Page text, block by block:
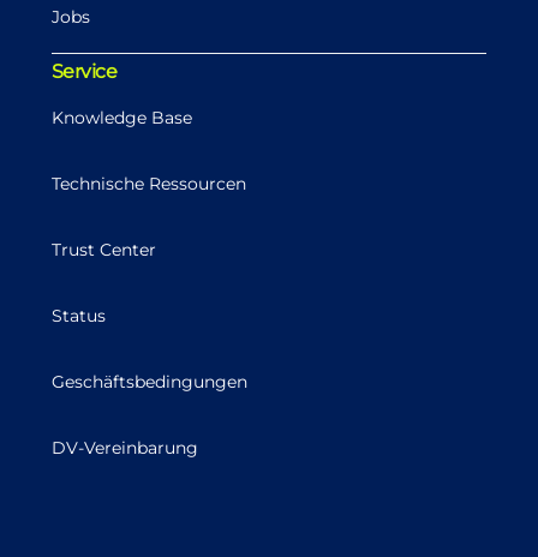
Jobs
Service
Knowledge Base
Technische Ressourcen
Trust Center
Status
Geschäftsbedingungen
DV-Vereinbarung